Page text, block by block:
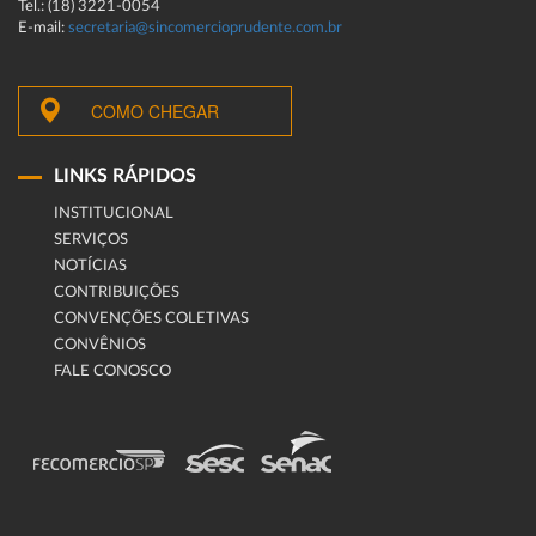
Tel.: (18) 3221-0054
E-mail: secretaria@sincomercioprudente.com.br
COMO CHEGAR
LINKS RÁPIDOS
INSTITUCIONAL
SERVIÇOS
NOTÍCIAS
CONTRIBUIÇÕES
CONVENÇÕES COLETIVAS
CONVÊNIOS
FALE CONOSCO